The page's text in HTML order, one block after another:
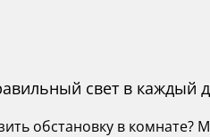
свет в каждый
обстановку в